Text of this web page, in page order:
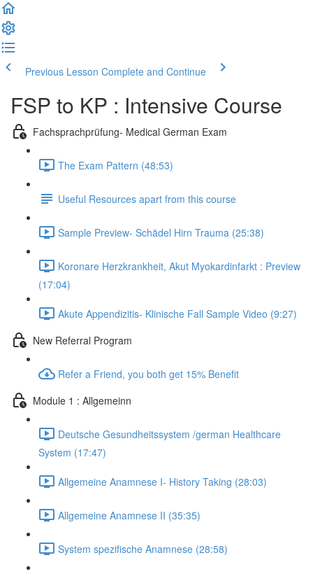
Previous Lesson Complete and Continue
FSP to KP : Intensive Course
Fachsprachprüfung- Medical German Exam
The Exam Pattern (48:53)
Useful Resources apart from this course
Sample Preview- Schädel Hirn Trauma (25:38)
Koronare Herzkrankheit, Akut Myokardinfarkt : Preview
(17:04)
Akute Appendizitis- Klinische Fall Sample Video (9:27)
New Referral Program
Refer a Friend, you both get 15% Benefit
Module 1 : Allgemeinn
Deutsche Gesundheitssystem /german Healthcare
System (17:47)
Allgemeine Anamnese I- History Taking (28:03)
Allgemeine Anamnese II (35:35)
System spezifische Anamnese (28:58)